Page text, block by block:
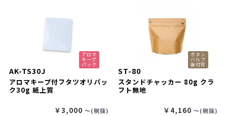
アロマ
キープ
パック
AK-TS30J
アロマキープ付フタツオリパッ
ク30g 紙上質
￥3,000 〜(税抜)
ボタン
バルブ
後付可
ST-80
スタンドチャッカー 80g クラ
フト無地
￥4,160 〜(税抜)